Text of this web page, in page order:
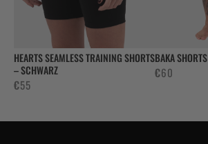
HEARTS SEAMLESS TRAINING SHORTS
– SCHWARZ
€55
BAKA SHORTS
€60